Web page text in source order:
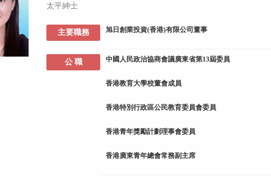
太平紳士
主要職務 旭日創業投資(香港)有限公司董事
公 職 中國人民政治協商會議廣東省第13屆委員
香港教育大學校董會成員
香港特別行政區公民教育委員會委員
香港青年獎勵計劃理事會委員
香港廣東青年總會常務副主席